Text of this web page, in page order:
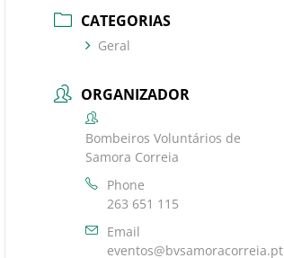
CATEGORIAS
Geral
ORGANIZADOR
Bombeiros Voluntários de
Samora Correia
Phone
263 651 115
Email
eventos@bvsamoracorreia.pt